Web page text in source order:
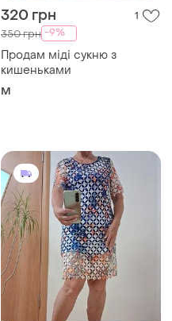
320 грн 1
350 грн -9%
Продам міді сукню з
кишеньками
M